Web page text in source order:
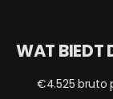
WAT BIEDT
€4.525 bruto